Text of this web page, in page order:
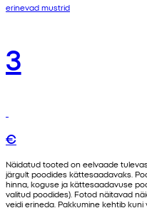
erinevad mustrid
3
€
Näidatud tooted on eelvaade
järgult poodides kättesaadavaks.
hinna, koguse ja kättesaadavuse
valitud poodides). Fotod näitavad
veidi erineda. Pakkumine kehtib kuni